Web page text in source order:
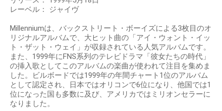
レーベル： ジャイヴ
Millenniumは、バックストリート・ボーイズによる3枚目のオ
リジナルアルバムで、大ヒット曲の「アイ・ウォント・イッ
ト・ザット・ウェイ」が収録されている人気アルバムです。
また、1999年にFNS系列のテレビドラマ「彼女たちの時代」
の挿入歌としてこのアルバムの楽曲が使われて注目を集めま
した。ビルボードでは1999年の年間チャート1位のアルバム
として認定され、日本ではオリコンで6位になり、他国では1
位になった国も多数に及び、アメリカではミリオンセラーに
なりました。